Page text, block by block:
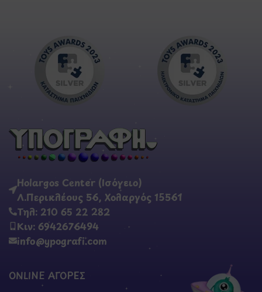
Holargos Center (Ισόγειο)
Λ.Περικλέους 56, Χολαργός 15561
Τηλ: 210 65 22 282
Κιν: 6942676494
info@ypografi.com
ONLINE ΑΓΟΡΕΣ